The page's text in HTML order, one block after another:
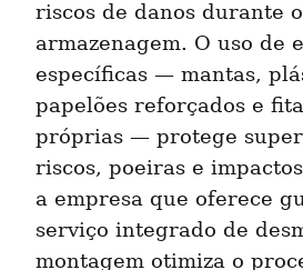
riscos de danos durante
armazenagem. O uso de
específicas — mantas,
papelões reforçados e
próprias — protege
riscos, poeiras e
a empresa que oferece
serviço integrado de
montagem otimiza o